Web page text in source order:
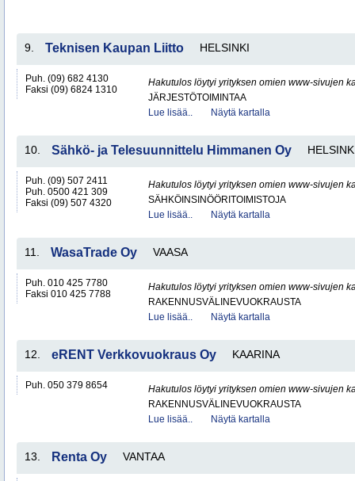
9. Teknisen Kaupan Liitto HELSINKI
Puh. (09) 682 4130
Faksi (09) 6824 1310
Hakutulos löytyi yrityksen omien www-sivujen
JÄRJESTÖTOIMINTAA
Lue lisää..
Näytä kartalla
10. Sähkö- ja Telesuunnittelu Himmanen Oy
Puh. (09) 507 2411
Puh. 0500 421 309
Faksi (09) 507 4320
Hakutulos löytyi yrityksen omien www-sivujen
SÄHKÖINSINÖÖRITOIMISTOJA
Lue lisää..
Näytä kartalla
11. WasaTrade Oy VAASA
Puh. 010 425 7780
Faksi 010 425 7788
Hakutulos löytyi yrityksen omien www-sivujen
RAKENNUSVÄLINEVUOKRAUSTA
Lue lisää..
Näytä kartalla
12. eRENT Verkkovuokraus Oy KAARINA
Puh. 050 379 8654
Hakutulos löytyi yrityksen omien www-sivujen
RAKENNUSVÄLINEVUOKRAUSTA
Lue lisää..
Näytä kartalla
13. Renta Oy VANTAA